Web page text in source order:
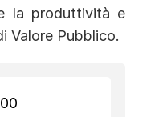
la produttività e
Valore Pubblico.